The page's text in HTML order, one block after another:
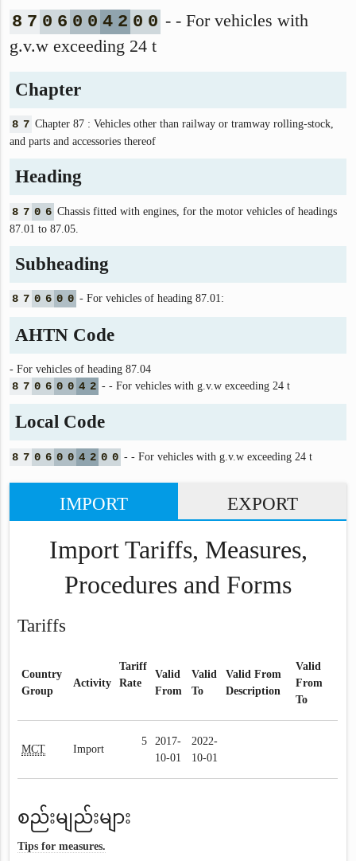
8 7 0 6 0 0 4 2 0 0 - - For vehicles with
g.v.w exceeding 24 t
Chapter
8 7 Chapter 87 : Vehicles other than railway or tramway rolling-stock,
and parts and accessories thereof
Heading
8 7 0 6 Chassis fitted with engines, for the motor vehicles of headings
87.01 to 87.05.
Subheading
8 7 0 6 0 0 - For vehicles of heading 87.01:
AHTN Code
- For vehicles of heading 87.04
8 7 0 6 0 0 4 2 - - For vehicles with g.v.w exceeding 24 t
Local Code
8 7 0 6 0 0 4 2 0 0 - - For vehicles with g.v.w exceeding 24 t
IMPORT EXPORT
Import Tariffs, Measures,
Procedures and Forms
Tariffs
Country
Group
Activity
Tariff
Rate
Valid
From
Valid
To
Valid From
Description
Valid
From
To
MCT Import
5
2017-
10-01
2022-
10-01
စည်းမျည်းများ
Tips for measures.